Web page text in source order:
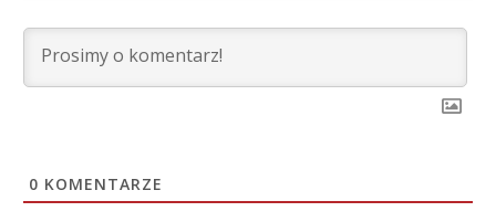
0 KOMENTARZE